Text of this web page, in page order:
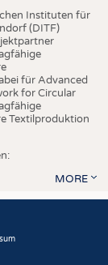
Instituten für
(DITF)
für Advanced
for Circular
Textilproduktion
MORE